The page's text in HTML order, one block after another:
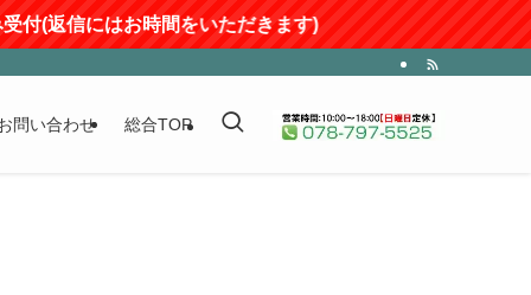
間をいただきます)
問い合わせ 総合TOP